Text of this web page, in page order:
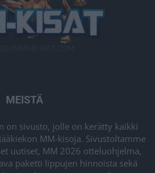
MEISTÄ
on sivusto, jolle on kerätty kaikki
MM-kisoja. Sivustoltamme
uutiset, MM 2026 otteluohjelma,
paketti lippujen hinnoista sekä